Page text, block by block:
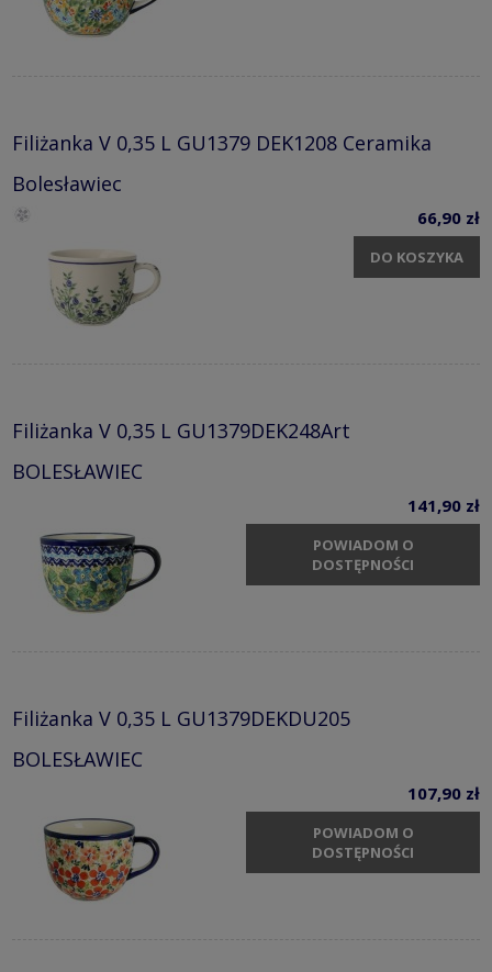
Filiżanka V 0,35 L GU1379 DEK1208 Ceramika
Bolesławiec
66,90 zł
DO KOSZYKA
Filiżanka V 0,35 L GU1379DEK248Art
BOLESŁAWIEC
141,90 zł
POWIADOM O
DOSTĘPNOŚCI
Filiżanka V 0,35 L GU1379DEKDU205
BOLESŁAWIEC
107,90 zł
POWIADOM O
DOSTĘPNOŚCI